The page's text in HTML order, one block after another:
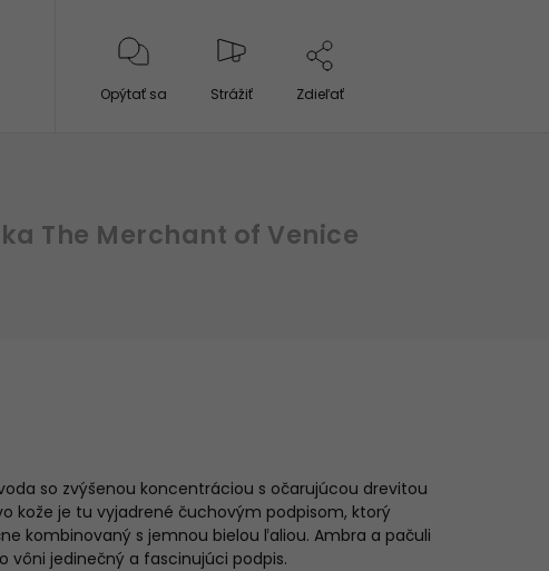
Opýtať sa Strážiť Zdieľať
The Merchant of Venice
so zvýšenou koncentráciou s očarujúcou drevitou
kože je tu vyjadrené čuchovým podpisom, ktorý
kombinovaný s jemnou bielou ľaliou. Ambra a pačuli
vôni jedinečný a fascinujúci podpis.